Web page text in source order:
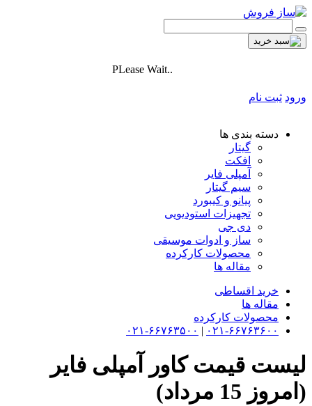
PLease Wait..
ورود ثبت نام
دسته بندی ها
گیتار
افکت
آمپلی فایر
سیم گیتار
پیانو و کیبورد
تجهیزات استودیویی
دی جی
ساز و ادوات موسیقی
محصولات کارکرده
مقاله ها
خرید اقساطی
مقاله ها
محصولات کارکرده
۰۲۱-۶۶۷۶۳۶۰۰ | ۰۲۱-۶۶۷۶۳۵۰۰
لیست قیمت کاور آمپلی فایر
(امروز 15 مرداد)